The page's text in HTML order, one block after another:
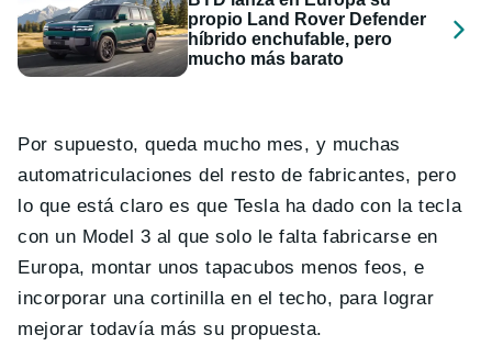
propio Land Rover Defender
híbrido enchufable, pero
mucho más barato
Por supuesto, queda mucho mes, y muchas
automatriculaciones del resto de fabricantes, pero
lo que está claro es que Tesla ha dado con la tecla
con un Model 3 al que solo le falta fabricarse en
Europa, montar unos tapacubos menos feos, e
incorporar una cortinilla en el techo, para lograr
mejorar todavía más su propuesta.